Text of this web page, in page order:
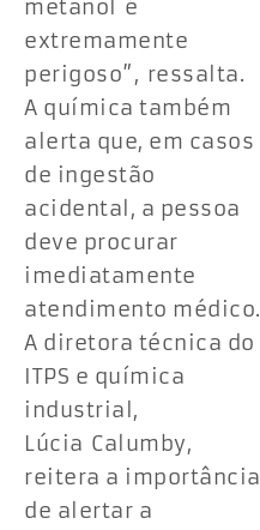
metanol é
extremamente
perigoso”, ressalta.
A química também
alerta que, em casos
de ingestão
acidental, a pessoa
deve procurar
imediatamente
atendimento médico.
A diretora técnica do
ITPS e química
industrial,
Lúcia Calumby,
reitera a importância
de alertar a